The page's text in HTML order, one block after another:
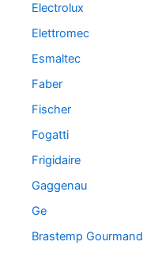
Electrolux
Elettromec
Esmaltec
Faber
Fischer
Fogatti
Frigidaire
Gaggenau
Ge
Brastemp Gourmand